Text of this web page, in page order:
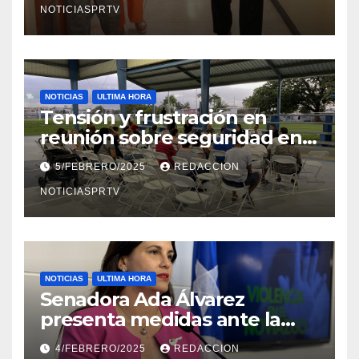
NOTICIASPRTV
NOTICIAS ULTIMA HORA
Tensión y frustración en
reunión sobre seguridad en
Reparto Metropolitano
5/FEBRERO/2025 REDACCION
NOTICIASPRTV
NOTICIAS ULTIMA HORA
Senadora Ada Álvarez
presenta medidas ante la
violencia en el noviazgo
4/FEBRERO/2025 REDACCION